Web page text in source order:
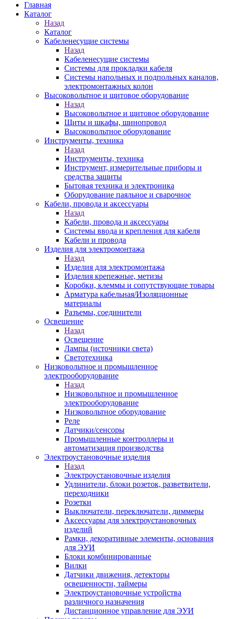
Главная
Каталог
Назад
Каталог
Кабеленесущие системы
Назад
Кабеленесущие системы
Системы для прокладки кабеля
Системы напольных и подпольных каналов,
электромонтажных колон
Высоковольтное и щитовое оборудование
Назад
Высоковольтное и щитовое оборудование
Щиты и шкафы, шинопровод
Высоковольтное оборудование
Инструменты, техника
Назад
Инструменты, техника
Инструмент, измерительные приборы и
средства защиты
Бытовая техника и электроника
Оборудование паяльное и сварочное
Кабели, провода и аксессуары
Назад
Кабели, провода и аксессуары
Системы ввода и крепления для кабеля
Кабели и провода
Изделия для электромонтажа
Назад
Изделия для электромонтажа
Изделия крепежные, метизы
Коробки, клеммы и сопутствующие товары
Арматура кабельная/Изоляционные
материалы
Разъемы, соединители
Освещение
Назад
Освещение
Лампы (источники света)
Светотехника
Низковольтное и промышленное
электрооборудование
Назад
Низковольтное и промышленное
электрооборудование
Низковольтное оборудование
Реле
Датчики/сенсоры
Промышленные контроллеры и
автоматизация производства
Электроустановочные изделия
Назад
Электроустановочные изделия
Удлинители, блоки розеток, разветвители,
переходники
Розетки
Выключатели, переключатели, диммеры
Аксессуары для электроустановочных
изделий
Рамки, декоративные элементы, основания
для ЭУИ
Блоки комбинированные
Вилки
Датчики движения, детекторы
освещенности, таймеры
Электроустановочные устройства
различного назначения
Дистанционное управление для ЭУИ